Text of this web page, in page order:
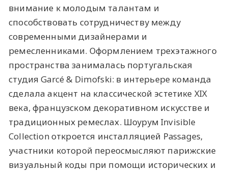
внимание к молодым талантам и
способствовать сотрудничеству между
современными дизайнерами и
ремесленниками. Оформлением трехэтажного
пространства занималась португальская
студия Garcé & Dimofski: в интерьере команда
сделала акцент на классической эстетике XIX
века, французском декоративном искусстве и
традиционных ремеслах. Шоурум Invisible
Collection откроется инсталляцией Passages,
участники которой переосмысляют парижские
визуальный коды при помощи исторических и